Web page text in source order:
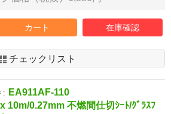
カート 在庫確認
チェックリスト
:
EA911AF-110
10m/0.27mm 不燃間仕切ｼｰﾄ/ｸﾞﾗｽﾌ